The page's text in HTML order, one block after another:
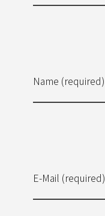
Name (required)
E-Mail (required)